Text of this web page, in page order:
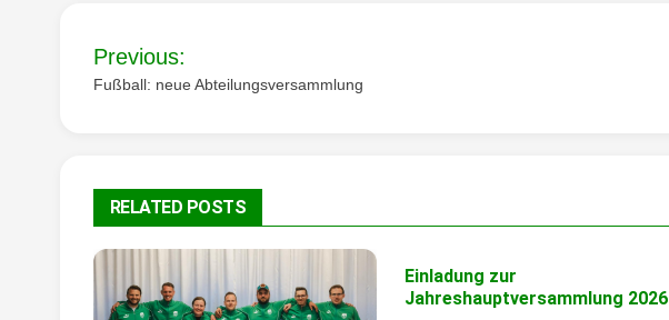
Beitragsnavigation
Previous:
Fußball: neue Abteilungsversammlung
RELATED POSTS
Einladung zur
Jahreshauptversammlung 2026